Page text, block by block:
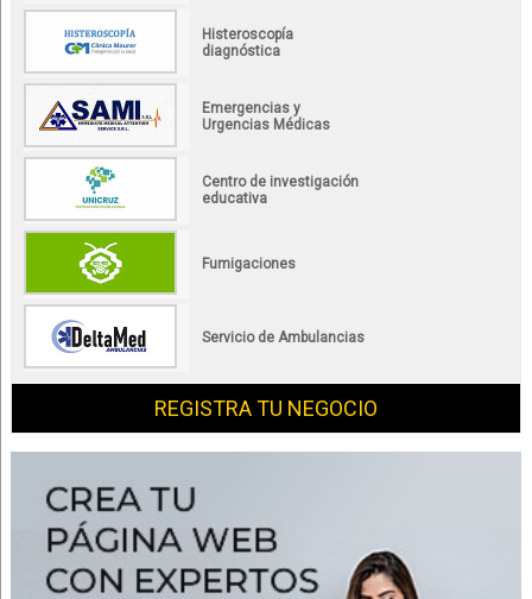
Histeroscopía
diagnóstica
Emergencias y
Urgencias Médicas
Centro de investigación
educativa
Fumigaciones
Servicio de Ambulancias
REGISTRA TU NEGOCIO